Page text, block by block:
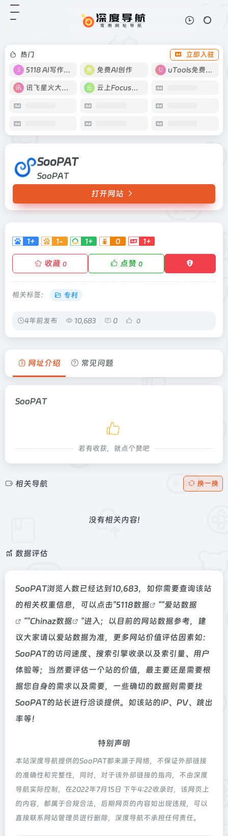
热门
立即入驻
5118 AI写作工具
免费AI创作 uTools免费工具箱
讯飞星火大模型 云上Focus接码
SooPAT
SooPAT
打开网站
1+ 1- 1+ 0 1+
收藏 0 点赞 0
相关标签： 专利
4年前发布 10,683 0 0
网址介绍 常见问题
SooPAT
若有收获，就点个赞吧
相关导航 换一换
没有相关内容!
数据评估
SooPAT浏览人数已经达到10,683，如你需要查询该站
的相关权重信息，可以点击"5118数据 ""爱站数据
""Chinaz数据
"进入；以目前的网站数据参考，建
议大家请以爱站数据为准，更多网站价值评估因素如：
SooPAT的访问速度、搜索引擎收录以及索引量、用户
体验等；当然要评估一个站的价值，最主要还是需要根
据您自身的需求以及需要，一些确切的数据则需要找
SooPAT的站长进行洽谈提供。如该站的IP、PV、跳出
率等！
特别声明
本站深度导航提供的SooPAT都来源于网络，不保证外部链接
的准确性和完整性，同时，对于该外部链接的指向，不由深度
导航实际控制，在2022年7月15日 下午4:22收录时，该网页上
的内容，都属于合规合法，后期网页的内容如出现违规，可以
直接联系网站管理员进行删除，深度导航不承担任何责任。